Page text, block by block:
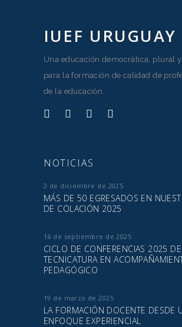
IUEF URUGUAY
Una educación democrática, plural
para la formación de calidad de
de la educación.
NOTICIAS
2 de diciembre de 2025
MÁS DE 50 EGRESADOS EN
DE COLACIÓN 2025
16 de septiembre de 2025
CICLO DE CONFERENCIAS 2025
TECNICATURA EN
PEDAGÓGICO
19 de marzo de 2025
LA FORMACIÓN DOCENTE DESDE
ENFOQUE EXPERIENCIAL